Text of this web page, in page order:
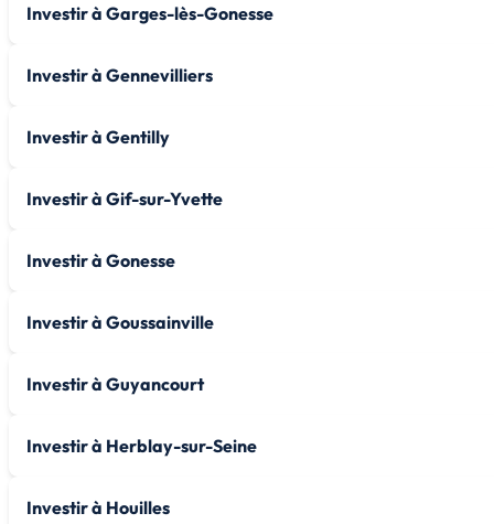
Investir à Garges-lès-Gonesse
Investir à Gennevilliers
Investir à Gentilly
Investir à Gif-sur-Yvette
Investir à Gonesse
Investir à Goussainville
Investir à Guyancourt
Investir à Herblay-sur-Seine
Investir à Houilles